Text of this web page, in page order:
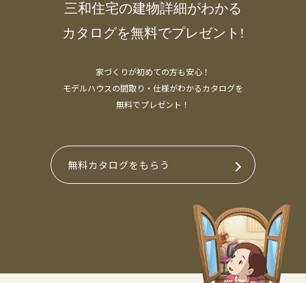
三和住宅の建物詳細がわかる
カタログを無料でプレゼント!
家づくりが初めての方も安心！
モデルハウスの間取り・仕様がわかるカタログを
無料でプレゼント！
無料カタログをもらう